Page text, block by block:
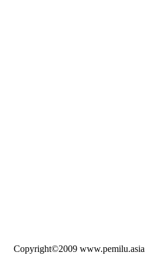
Copyright©2009 www.pemilu.asia